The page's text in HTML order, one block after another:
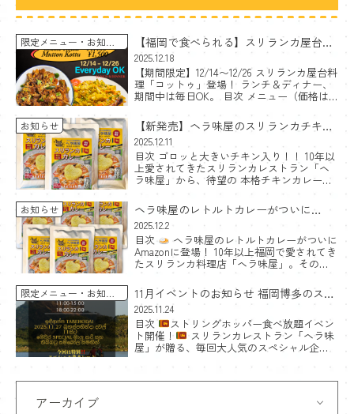
限定メニュー
お知ら
【福岡で食べられる】スリランカ屋台料
理コットゥ｜チーズ＆マトン〈期間限
定〉
2025.12.18
【期間限定】12/14〜12/26 スリランカ屋台料
理「コットゥ」登場！ ランチ＆ディナー、
期間中は毎日OK。 目次 メニュー（価格は
1,400円 スパイスの香り×チー […]
お知らせ
【新発売】ヘラ味屋のスリランカチキン
カレー
レトルトセットをAmazonで出品開始！
2025.12.11
目次 ゴロッと大きいチキン入り！！ 10年以
上愛されてきたスリランカレストラン「ヘ
ラ味屋」から、待望の 本格チキンカレー・
レトルト が登場しました。 魅力ポイン
ト ゴロッと大きいチキンが2個入り レスト
ランの味そのま […]
お知らせ
ヘラ味屋のレトルトカレーがついに
Amazonに登場！
2025.12.2
目次 ヘラ味屋のレトルトカレーがついに
Amazonに登場！ 10年以上福岡で愛されてき
たスリランカ料理店「ヘラ味屋」。その大
人気チキンカレーが、ついにレトルトカレ
ーとしてAmazonで購入できるようになりま
した。 お […]
限定メニュー
お知ら
せ
11月イベントのお知らせ 福岡博多のスリ
ランカ料理食べ放題
2025.11.24
目次 ストリングホッパー食べ放題イベン
ト開催！ スリランカレストラン「ヘラ味
屋」が贈る、毎回大人気のスペシャル企
トリングホッパー食べ放題イベントを開催
します！ […]